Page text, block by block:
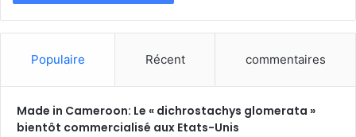
Populaire Récent commentaires
Made in Cameroon: Le « dichrostachys glomerata »
bientôt commercialisé aux Etats-Unis